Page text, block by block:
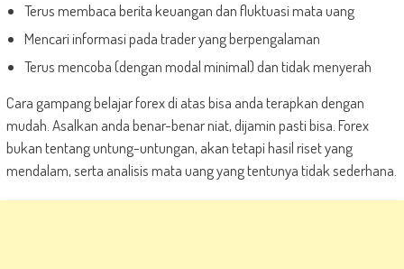
Terus membaca berita keuangan dan fluktuasi mata uang
Mencari informasi pada trader yang berpengalaman
Terus mencoba (dengan modal minimal) dan tidak menyerah
Cara gampang belajar forex di atas bisa anda terapkan dengan
mudah. Asalkan anda benar-benar niat, dijamin pasti bisa. Forex
bukan tentang untung-untungan, akan tetapi hasil riset yang
mendalam, serta analisis mata uang yang tentunya tidak sederhana.